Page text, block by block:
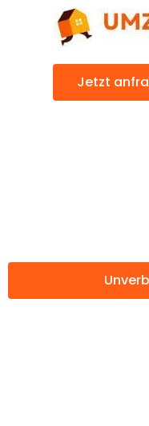
Jetzt